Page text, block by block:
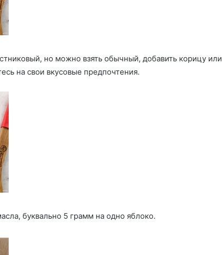
но можно взять обычный, добавить корицу или
на свои вкусовые предпочтения.
буквально 5 грамм на одно яблоко.